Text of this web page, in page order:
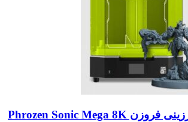
پرینتر سه بعدی رزینی فروزن Phrozen Sonic Mega 8K